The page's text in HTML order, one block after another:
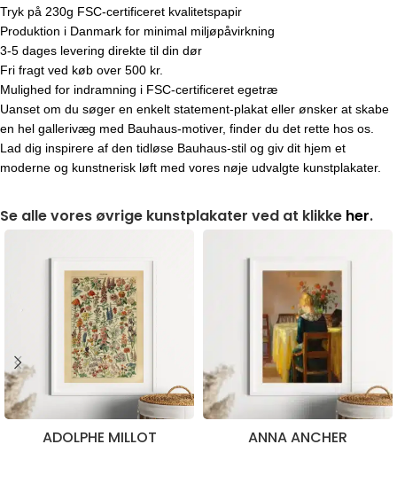
Tryk på 230g FSC-certificeret kvalitetspapir
Produktion i Danmark for minimal miljøpåvirkning
3-5 dages levering direkte til din dør
Fri fragt ved køb over 500 kr.
Mulighed for indramning i FSC-certificeret egetræ
Uanset om du søger en enkelt statement-plakat eller ønsker at skabe
en hel gallerivæg med Bauhaus-motiver, finder du det rette hos os.
Lad dig inspirere af den tidløse Bauhaus-stil og giv dit hjem et
moderne og kunstnerisk løft med vores nøje udvalgte kunstplakater.
Se alle vores øvrige kunstplakater ved at klikke her.
BLANDEDE BOLCHER EDVARD MUNCH